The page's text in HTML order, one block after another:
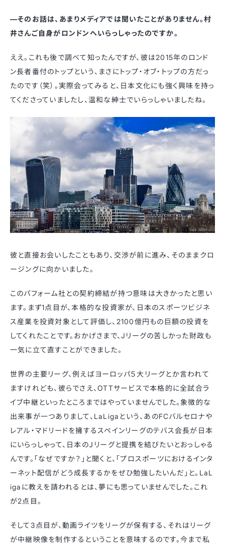
—そのお話は、あまりメディアでは聞いたことがありません。村
井さんご自身がロンドンへいらっしゃったのですか。
ええ。これも後で調べて知ったんですが、彼は2015年のロンド
ン長者番付のトップという、まさにトップ・オブ・トップの方だっ
たのです（笑）。実際会ってみると、日本文化にも強く興味を持っ
てくださっていましたし、温和な紳士でいらっしゃいましたね。
彼と直接お会いしたこともあり、交渉が前に進み、そのままクロ
ージングに向かいました。
このパフォーム社との契約締結が持つ意味は大きかったと思い
ます。まず1点目が、本格的な投資家が、日本のスポーツビジネ
ス産業を投資対象として評価し、2100億円もの巨額の投資を
してくれたことです。おかげさまで、Jリーグの苦しかった財政も
一気に立て直すことができました。
世界の主要リーグ、例えばヨーロッパ５大リーグとか言われて
ますけれども、彼らでさえ、OTTサービスで本格的に全試合ラ
イブ中継といったところまではやっていませんでした。象徴的な
出来事が一つありまして、LaLigaという、あのFCバルセロナや
レアル・マドリードを擁するスペインリーグのテバス会長が日本
にいらっしゃって、日本のＪリーグと提携を結びたいとおっしゃる
んです。「なぜですか？」と聞くと、「プロスポーツにおけるインタ
ーネット配信がどう成長するかをぜひ勉強したいんだ」と。LaL
igaに教えを請われるとは、夢にも思っていませんでした。これ
が2点目。
そして3点目が、動画ライツをリーグが保有する、それはリーグ
が中継映像を制作するということを意味するのです。今まで私